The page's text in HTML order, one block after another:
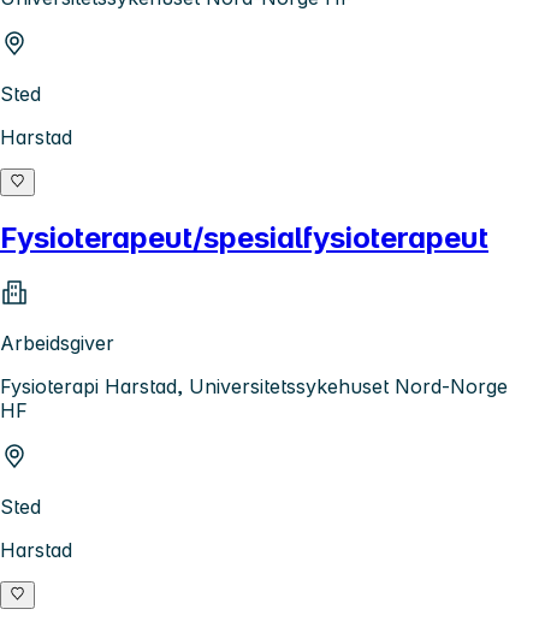
Sted
Harstad
Fysioterapeut/spesialfysioterapeut
Arbeidsgiver
Fysioterapi Harstad, Universitetssykehuset Nord-Norge
HF
Sted
Harstad